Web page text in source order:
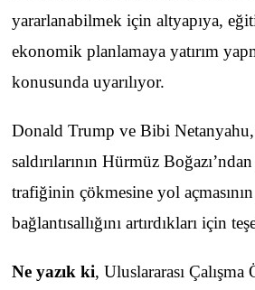
yararlanabilmek için altyapıya,
ekonomik planlamaya yatırım
konusunda uyarılıyor.
Donald Trump ve Bibi
saldırılarının Hürmüz
trafiğinin çökmesine yol
bağlantısallığını artırdıkları için
Ne yazık ki, Uluslararası Çalışma